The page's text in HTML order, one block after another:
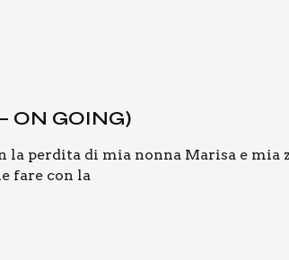
ON GOING)
la perdita di mia nonna Marisa e mia
fare con la